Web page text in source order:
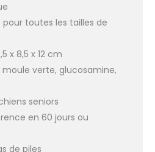
toutes les tailles de
x 8,5 x 12 cm
verte, glucosamine,
seniors
en 60 jours ou
de piles